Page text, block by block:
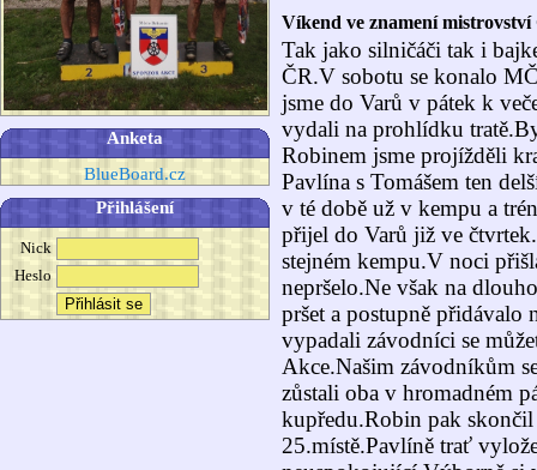
Anketa
BlueBoard.cz
Přihlášení
Nick
Heslo
Víkend ve znamení mistrovství
Tak jako silničáči tak i
ČR.V sobotu se konalo
jsme do Varů v pátek k
vydali na prohlídku
Robinem jsme projížděli
Pavlína s Tomášem ten
v té době už v kempu a
přijel do Varů již ve
stejném kempu.V noci
nepršelo.Ne však na
pršet a postupně přidávalo
vypadali závodníci se
Akce.Našim závodníkům
zůstali oba v hromadném
kupředu.Robin pak skončil
25.místě.Pavlíně trať